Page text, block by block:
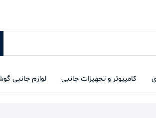
کامپیوتر و تجهیزات جانبی لوازم جانبی